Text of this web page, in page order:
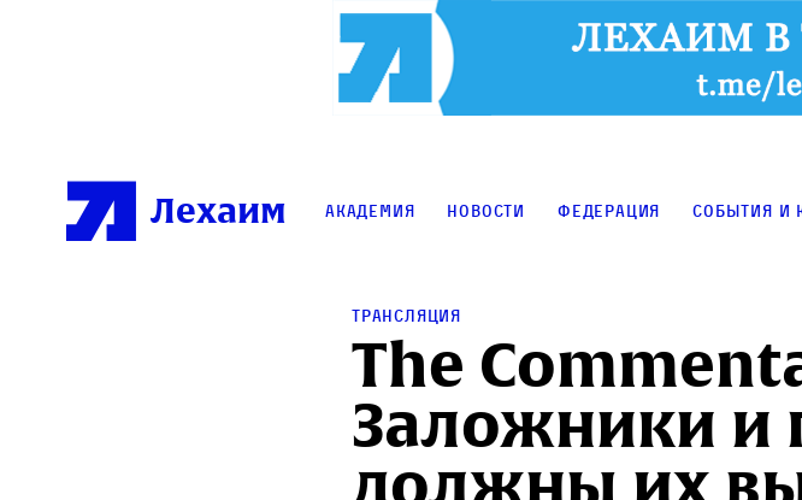
Лехаим Академия Новости Федерация События и
Трансляция
The
Заложники и